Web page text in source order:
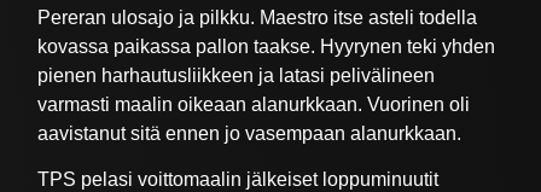
Pereran ulosajo ja pilkku. Maestro itse asteli todella
kovassa paikassa pallon taakse. Hyyrynen teki yhden
pienen harhautusliikkeen ja latasi pelivälineen
varmasti maalin oikeaan alanurkkaan. Vuorinen oli
aavistanut sitä ennen jo vasempaan alanurkkaan.
TPS pelasi voittomaalin jälkeiset loppuminuutit